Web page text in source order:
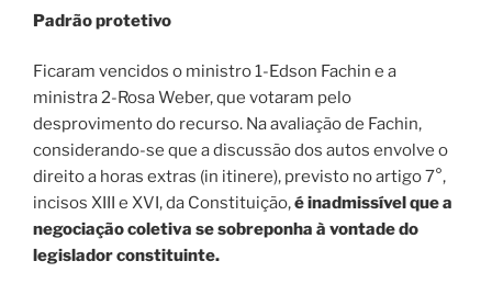
Padrão protetivo
Ficaram vencidos o ministro 1-Edson Fachin e a
ministra 2-Rosa Weber, que votaram pelo
desprovimento do recurso. Na avaliação de Fachin,
considerando-se que a discussão dos autos envolve o
direito a horas extras (in itinere), previsto no artigo 7°,
incisos XIII e XVI, da Constituição,é inadmissível que a
negociação coletiva se sobreponha à vontade do
legislador constituinte.